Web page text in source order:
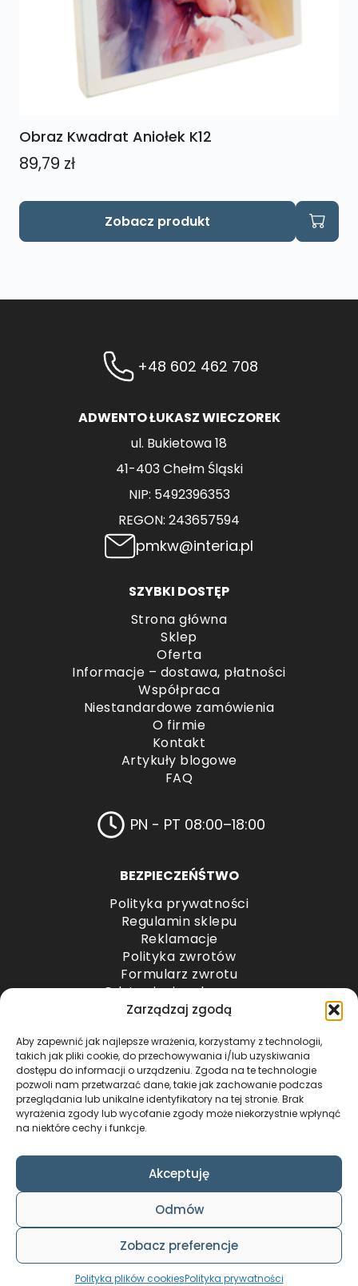
Zarządzaj zgodą
Aby zapewnić jak najlepsze wrażenia, korzystamy z technologii,
takich jak pliki cookie, do przechowywania i/lub uzyskiwania
dostępu do informacji o urządzeniu. Zgoda na te technologie
pozwoli nam przetwarzać dane, takie jak zachowanie podczas
przeglądania lub unikalne identyfikatory na tej stronie. Brak
wyrażenia zgody lub wycofanie zgody może niekorzystnie wpłynąć
na niektóre cechy i funkcje.
Akceptuję
Odmów
Zobacz preferencje
Polityka plików cookiesPolityka prywatności
Obraz Kwadrat Aniołek K12
89,79 zł
Zobacz produkt
+48 602 462 708
ADWENTO ŁUKASZ WIECZOREK
ul. Bukietowa 18
41-403 Chełm Śląski
NIP: 5492396353
REGON: 243657594
pmkw@interia.pl
SZYBKI DOSTĘP
Strona główna
Sklep
Oferta
Informacje – dostawa, płatności
Współpraca
Niestandardowe zamówienia
O firmie
Kontakt
Artykuły blogowe
FAQ
PN - PT 08:00–18:00
BEZPIECZEŃŚTWO
Polityka prywatności
Regulamin sklepu
Reklamacje
Polityka zwrotów
Formularz zwrotu
Odstąpienie od umowy
Odstąpienie od umowy – przesyłki paletowe
METODY PŁATNOŚCI
COPYRIGHT © 2024 by ADWENTO ŁUKASZ
WIECZOREK / ALL RIGHTS RESERVED
DESIGN & CODE BY
FOXSTUDIO